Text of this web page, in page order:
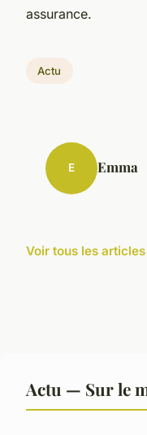
assurance.
Actu
E Emma
Voir tous les
Actu — Sur le